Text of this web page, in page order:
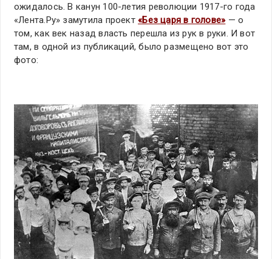
ожидалось. В канун 100-летия революции 1917-го года
«Лента.Ру» замутила проект«Без царя в голове»— о
том, как век назад власть перешла из рук в руки. И вот
там, в одной из публикаций, было размещено вот это
фото: